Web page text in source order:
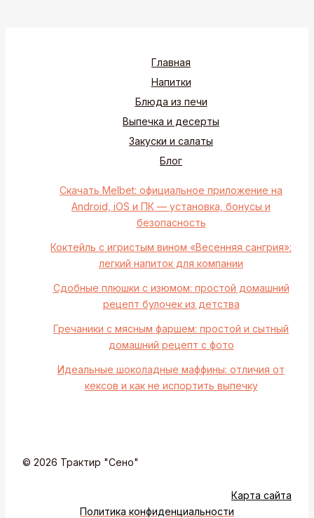
Главная
Напитки
Блюда из печи
Выпечка и десерты
Закуски и салаты
Блог
Скачать Melbet: официальное приложение на
Android, iOS и ПК — установка, бонусы и
безопасность
Коктейль с игристым вином «Весенняя сангрия»:
легкий напиток для компании
Сдобные плюшки с изюмом: простой домашний
рецепт булочек из детства
Гречаники с мясным фаршем: простой и сытный
домашний рецепт с фото
Идеальные шоколадные маффины: отличия от
кексов и как не испортить выпечку
© 2026 Трактир "Сено"
Карта сайта
Политика конфиденциальности